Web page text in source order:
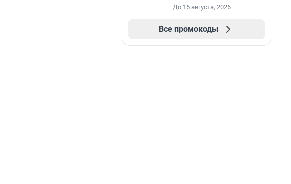
До 15 августа, 2026
Все промокоды